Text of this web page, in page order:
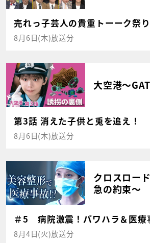
売れっ子芸人の貴重トーーク祭
8月6日(木)放送分
大空港～
第3話 消えた子供と兎を追え！
8月6日(木)放送分
クロスロー
急の約束～
＃5 病院激震！パワハラ＆医療
8月4日(火)放送分